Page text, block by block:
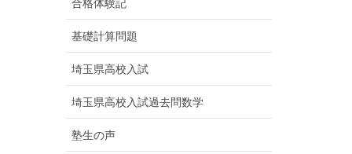
合格体験記
基礎計算問題
埼玉県高校入試
埼玉県高校入試過去問数学
塾生の声